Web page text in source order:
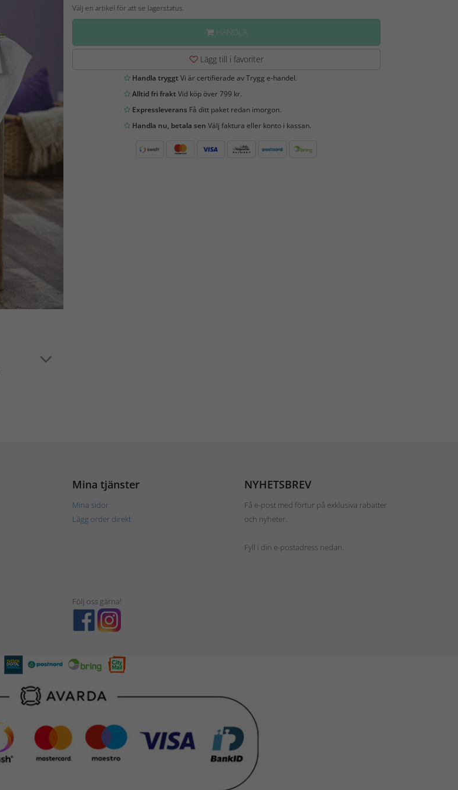
Välj en artikel för att se lagerstatus.
HANDLA
Lägg till i favoriter
Handla tryggtVi är certifierade av Trygg e-handel.
Alltid fri fraktVid köp över 799 kr.
ExpressleveransFå ditt paket redan imorgon.
Handla nu, betala sen Välj faktura eller konto i kassan.
Mina tjänster
Mina sidor
Lägg order direkt
NYHETSBREV
Få e-post med förtur på exklusiva rabatter
och nyheter.
Fyll i din e-postadress nedan.
Följ oss gärna!